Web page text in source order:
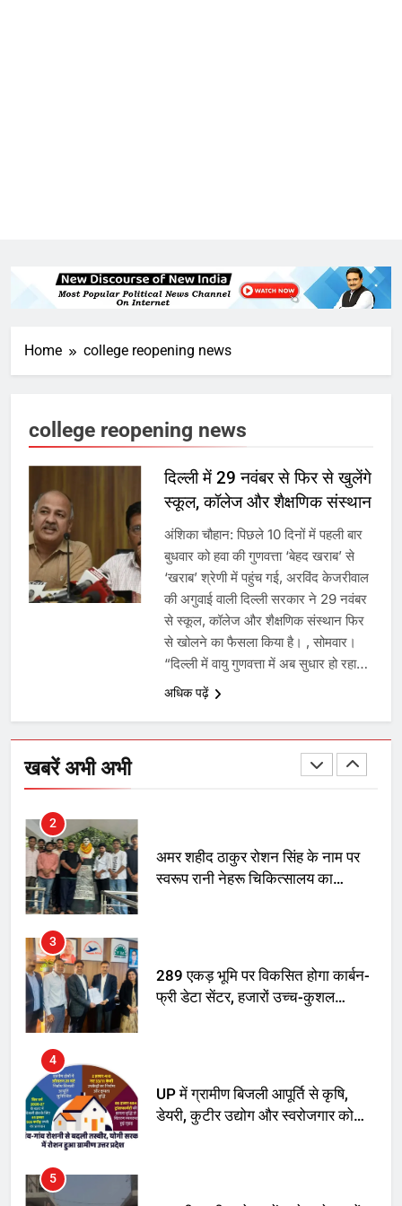
Home college reopening news
college reopening news
दिल्ली में 29 नवंबर से फिर से खुलेंगे
स्कूल, कॉलेज और शैक्षणिक संस्थान
अंशिका चौहान: पिछले 10 दिनों में पहली बार
बुधवार को हवा की गुणवत्ता ‘बेहद खराब’ से
‘खराब’ श्रेणी में पहुंच गई, अरविंद केजरीवाल
की अगुवाई वाली दिल्ली सरकार ने 29 नवंबर
से स्कूल, कॉलेज और शैक्षणिक संस्थान फिर
से खोलने का फैसला किया है। , सोमवार।
“दिल्ली में वायु गुणवत्ता में अब सुधार हो रहा…
अधिक पढ़ें
खबरें अभी अभी
राम की नगरी अयोध्या में आने वाले भक्तों
का स्वागत करेगा लक्ष्मण द्वार
6
7
गाजा युद्धविराम को लेकर बड़ी खबरें
8
चुनाव से पहले लालू परिवार पर बड़ा झटका,
दिल्ली कोर्ट ने IRCTC घोटाले में आरोप
तय किए
SRN अस्पताल का नाम अमर शहीद ठाकुर
रोशन सिंह के नाम पर करने की मांग तेज
2
अमर शहीद ठाकुर रोशन सिंह के नाम पर
स्वरूप रानी नेहरू चिकित्सालय का
3
289 एकड़ भूमि पर विकसित होगा कार्बन-
फ्री डेटा सेंटर, हजारों उच्च-कुशल
4
UP में ग्रामीण बिजली आपूर्ति से कृषि,
डेयरी, कुटीर उद्योग और स्वरोजगार को
5